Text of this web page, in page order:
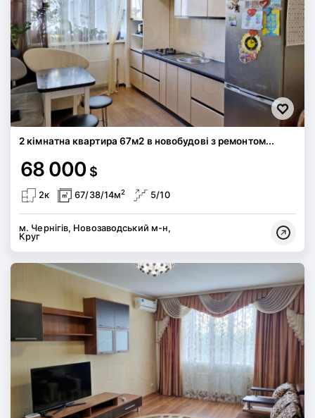
2 кімнатна квартира 67м2 в новобудові з ремонтом...
68 000 $
2к 67/38/14м2 5/10
м. Чернігів, Новозаводський м-н,
Круг